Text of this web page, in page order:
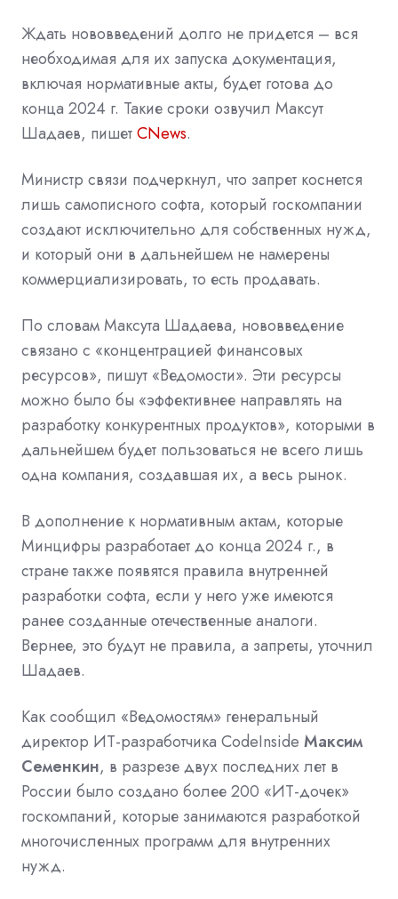
Ждать нововведений долго не придется – вся
необходимая для их запуска документация,
включая нормативные акты, будет готова до
конца 2024 г. Такие сроки озвучил Максут
Шадаев, пишетCNews.
Министр связи подчеркнул, что запрет коснется
лишь самописного софта, который госкомпании
создают исключительно для собственных нужд,
и который они в дальнейшем не намерены
коммерциализировать, то есть продавать.
По словам Максута Шадаева, нововведение
связано с «концентрацией финансовых
ресурсов», пишут «Ведомости». Эти ресурсы
можно было бы «эффективнее направлять на
разработку конкурентных продуктов», которыми в
дальнейшем будет пользоваться не всего лишь
одна компания, создавшая их, а весь рынок.
В дополнение к нормативным актам, которые
Минцифры разработает до конца 2024 г., в
стране также появятся правила внутренней
разработки софта, если у него уже имеются
ранее созданные отечественные аналоги.
Вернее, это будут не правила, а запреты, уточнил
Шадаев.
Как сообщил «Ведомостям» генеральный
директор ИТ-разработчика CodeInside Максим
Семенкин, в разрезе двух последних лет в
России было создано более 200 «ИТ-дочек»
госкомпаний, которые занимаются разработкой
многочисленных программ для внутренних
нужд.